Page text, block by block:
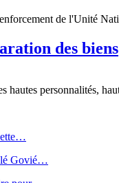
de l'Unité
des biens
hautes personnalités,
Govié…